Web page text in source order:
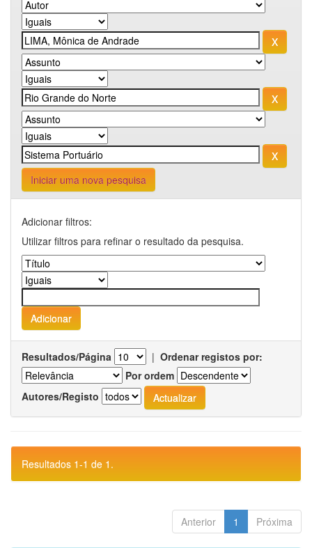
Iniciar uma nova pesquisa
Adicionar filtros:
Utilizar filtros para refinar o resultado da pesquisa.
Resultados/Página | Ordenar registos por:
Por ordem
Autores/Registo
Resultados 1-1 de 1.
Anterior 1 Próxima